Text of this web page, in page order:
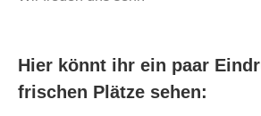
Hier könnt ihr ein paar
frischen Plätze sehen: